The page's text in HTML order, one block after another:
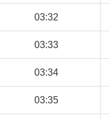
03:32
03:33
03:34
03:35